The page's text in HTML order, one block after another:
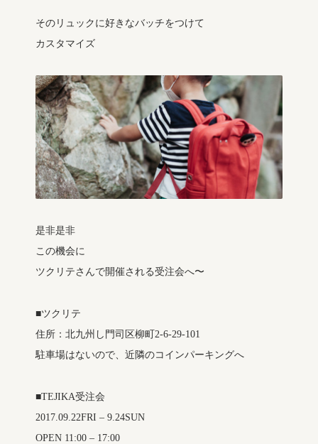
そのリュックに好きなバッチをつけて
カスタマイズ
是非是非
この機会に
ツクリテさんで開催される受注会へ〜
■ツクリテ
住所：北九州し門司区柳町2-6-29-101
駐車場はないので、近隣のコインパーキングへ
■TEJIKA受注会
2017.09.22FRI – 9.24SUN
OPEN 11:00 – 17:00